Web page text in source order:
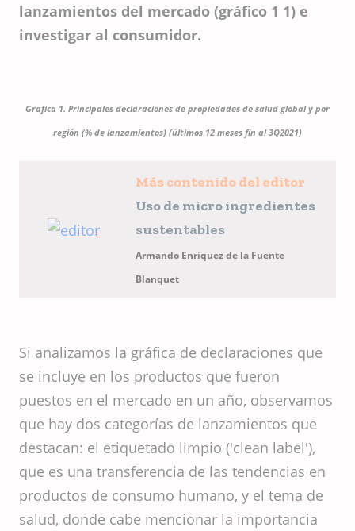
lanzamientos del mercado (gráfico 1 1) e
investigar al consumidor.
Grafica 1. Principales declaraciones de propiedades de salud global y por
región (% de lanzamientos) (últimos 12 meses fin al 3Q2021)
Más contenido del editor
Uso de micro ingredientes
sustentables
Armando Enriquez de la Fuente
Blanquet
Si analizamos la gráfica de declaraciones que
se incluye en los productos que fueron
puestos en el mercado en un año, observamos
que hay dos categorías de lanzamientos que
destacan: el etiquetado limpio ('clean label'),
que es una transferencia de las tendencias en
productos de consumo humano, y el tema de
salud, donde cabe mencionar la importancia